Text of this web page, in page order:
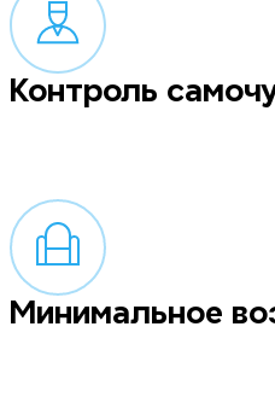
Контроль
Во время процедуры
Минимальное